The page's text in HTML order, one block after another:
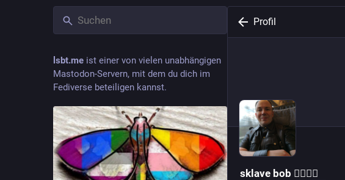
lsbt.me ist einer von vielen unabhängigen
Mastodon-Servern, mit dem du dich im
Fediverse beteiligen kannst.
Profil
sklave bob 🏳️‍🌈🖤🔐